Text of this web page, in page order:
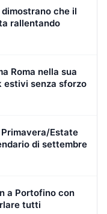
che il
rallentando
Roma nella sua
estivi senza sforzo
Estate
di settembre
a Portofino con
tutti